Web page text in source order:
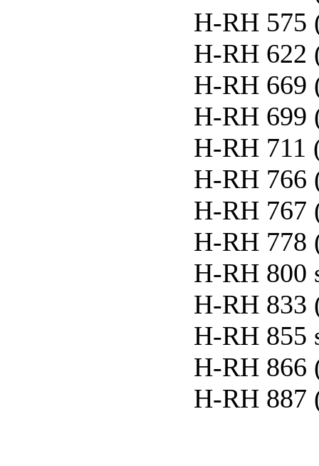
H-RH 575
H-RH 622
H-RH 669
H-RH 699
H-RH 711
H-RH 766
H-RH 767
H-RH 778
H-RH 800
H-RH 833
H-RH 855
H-RH 866
H-RH 887